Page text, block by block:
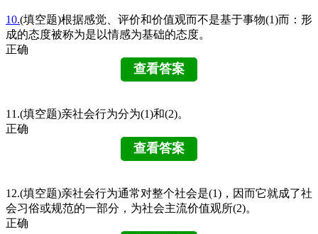
10.(填空题)根据感觉、评价和价值观而不是基于事物(1)而：形
成的态度被称为是以情感为基础的态度。
正确
11.(填空题)亲社会行为分为(1)和(2)。
正确
12.(填空题)亲社会行为通常对整个社会是(1)，因而它就成了社
会习俗或规范的一部分，为社会主流价值观所(2)。
正确